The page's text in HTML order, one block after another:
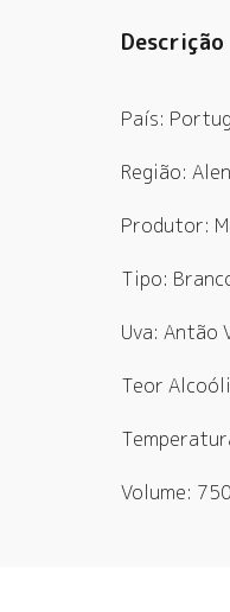
Descrição
País:
Região:
Produtor:
Tipo:
Uva: Antão
Teor
Volume: